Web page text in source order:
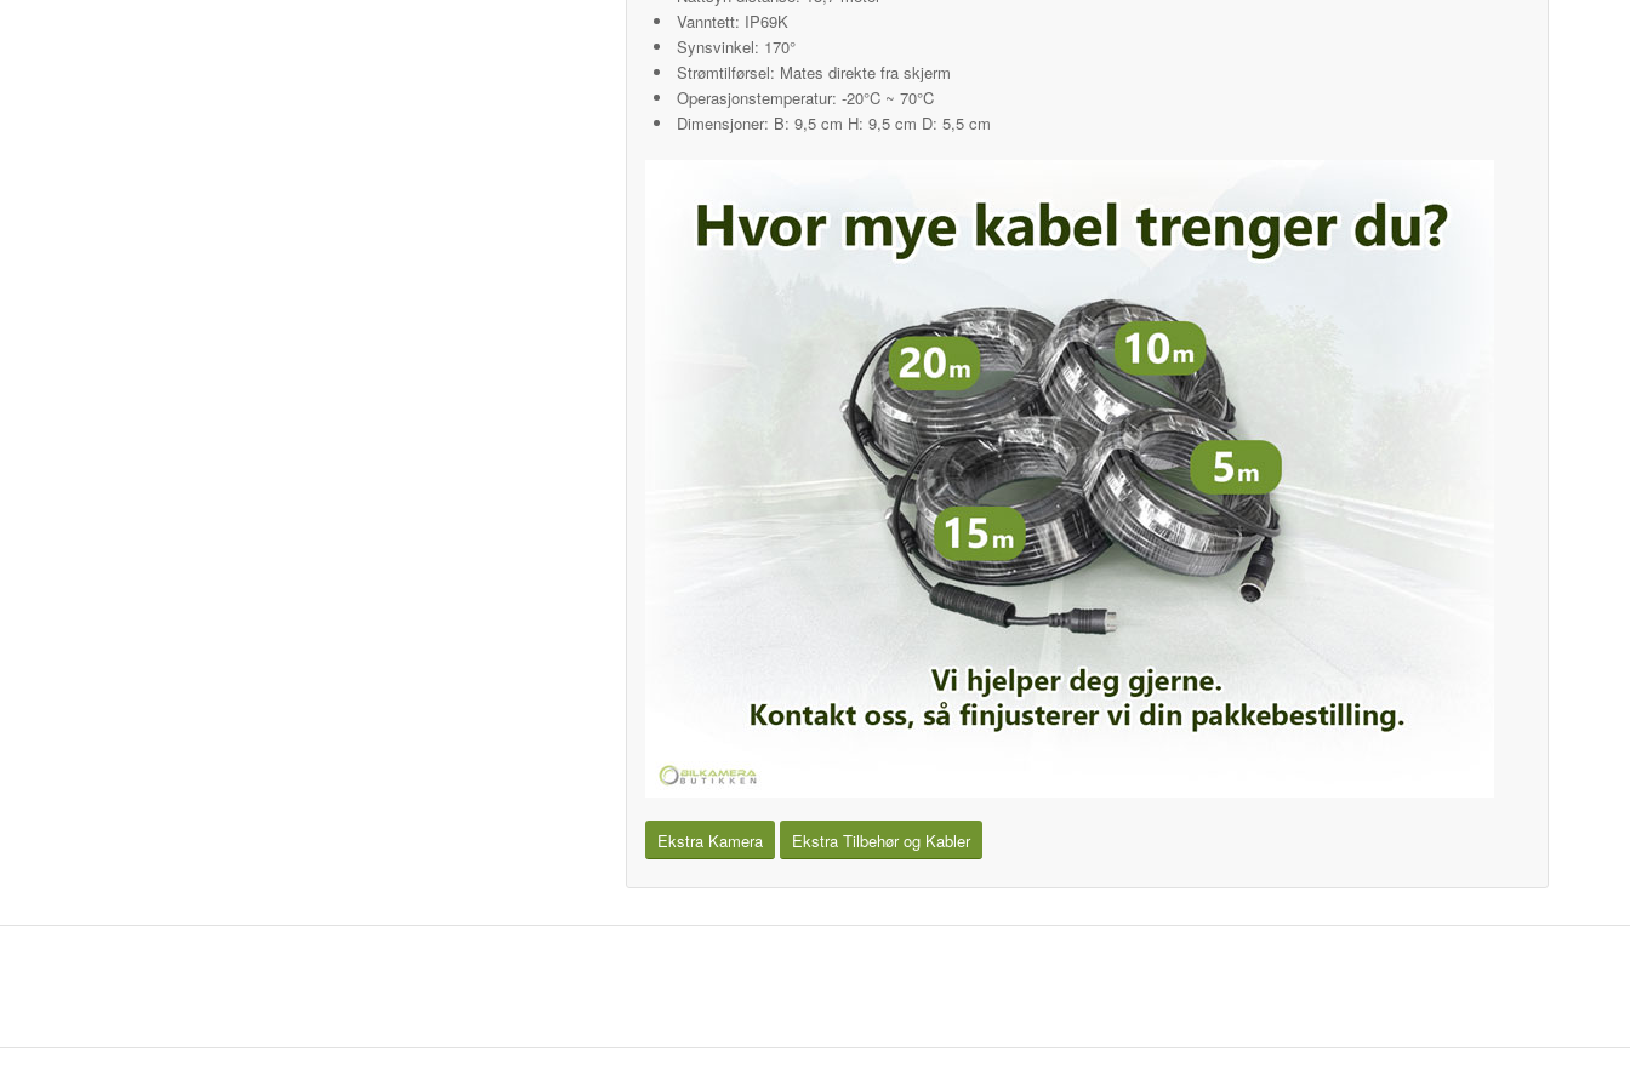
Vanntett: IP69K
Synsvinkel: 170°
Strømtilførsel: Mates direkte fra skjerm
Operasjonstemperatur: -20°C ~ 70°C
Dimensjoner: B: 9,5 cm H: 9,5 cm D: 5,5 cm
Ekstra Kamera Ekstra Tilbehør og Kabler